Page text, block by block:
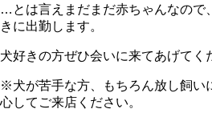
…とは言えまだまだ赤ちゃんなので
きに出勤します。
犬好きの方ぜひ会いに来てあげてく
※犬が苦手な方、もちろん放し飼い
心してご来店ください。